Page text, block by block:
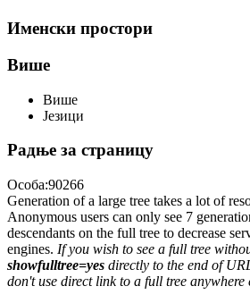
Именски простори
Више
Више
Језици
Радње за страницу
Особа:90266
Generation of a large tree takes a lot of
Anonymous users can only see 7
descendants on the full tree to decrease
engines. If you wish to see a full tree
showfulltree=yes directly to the end of
don't use direct link to a full tree anywhere